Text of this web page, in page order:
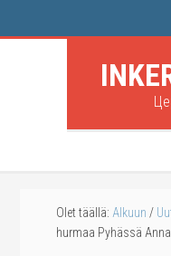
Olet täällä: Alkuun /
hurmaa Pyhässä